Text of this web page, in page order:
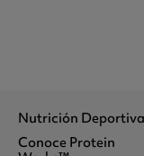
Nutrición Deportiva
Proteína Whey
Conoce Protein